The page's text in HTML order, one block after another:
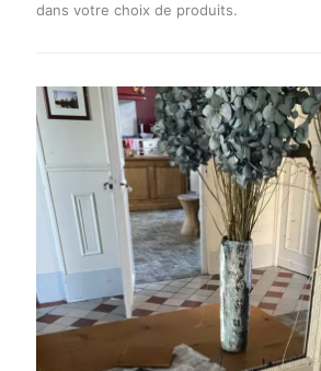
dans votre choix de produits.